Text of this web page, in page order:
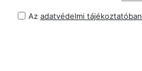
Az adatvédelmi tájékoztatóban